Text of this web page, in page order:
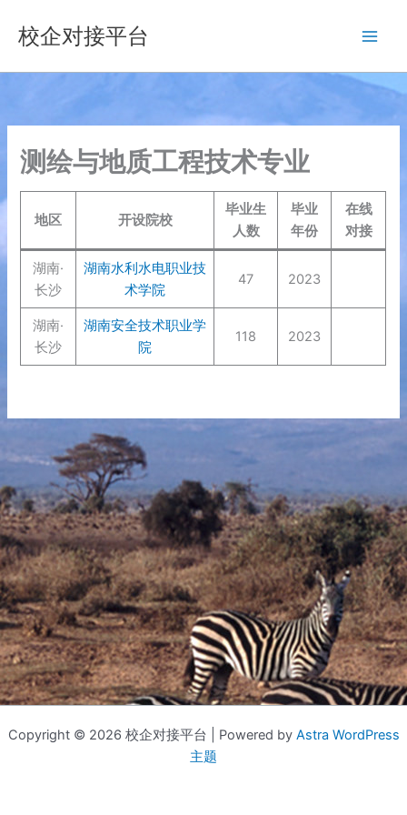
容
校企对接平台
测绘与地质工程技术专业
地区 开设院校
毕业生
人数
毕业
年份
在线
对接
湖南·
长沙
湖南水利水电职业技
术学院
47 2023
湖南·
长沙
湖南安全技术职业学
院
118 2023
Copyright © 2026 校企对接平台 | Powered by Astra WordPress
主题